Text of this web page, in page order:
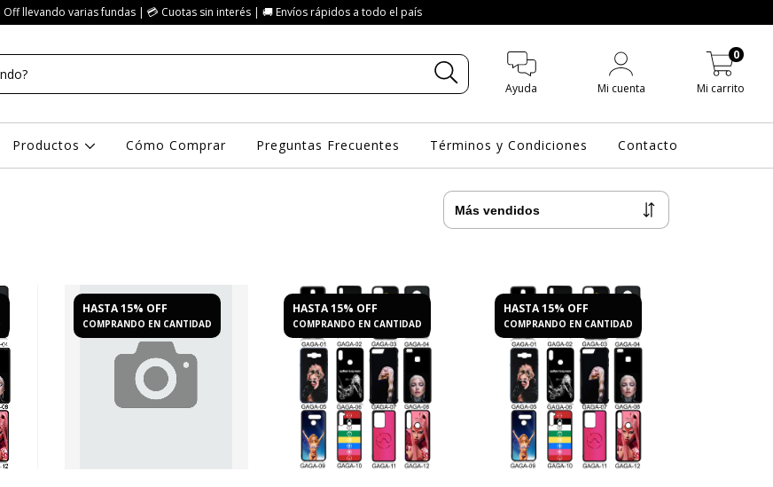
Off llevando varias fundas | 💳 Cuotas sin interés | 🚚 Envíos rápidos a todo el país
Ayuda Mi cuenta Mi carrito
0
Productos Cómo Comprar Preguntas Frecuentes Términos y Condiciones Contacto
HASTA 15% OFF
COMPRANDO EN CANTIDAD
HASTA 15% OFF
COMPRANDO EN CANTIDAD
HASTA 15% OFF
COMPRANDO EN CANTIDAD